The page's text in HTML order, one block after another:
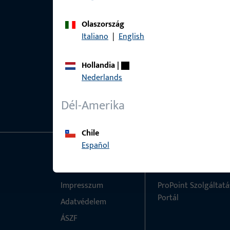
Olaszország
Italiano | English
Hollandia|
Nederlands
Dél-Amerika
Chile
Español
Impresszum
Adatvédelem
ÁSZF
ProPoint
Portál